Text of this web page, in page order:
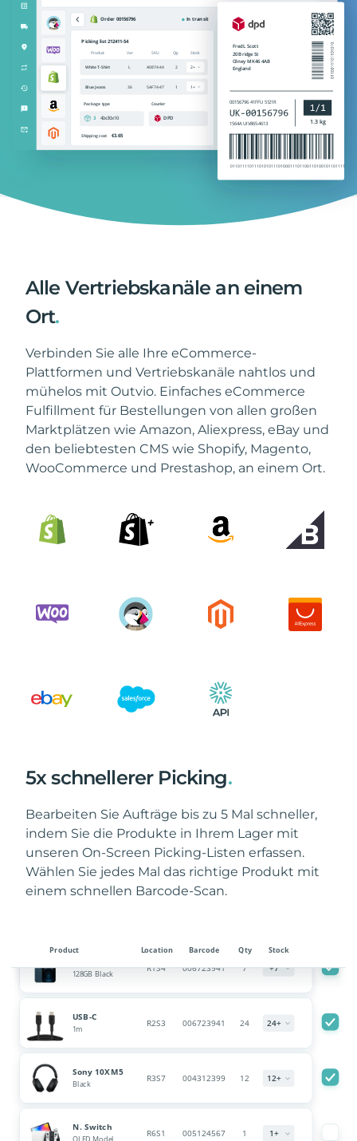
Alle Vertriebskanäle an einem
Ort.
Verbinden Sie alle Ihre eCommerce-
Plattformen und Vertriebskanäle nahtlos und
mühelos mit Outvio. Einfaches eCommerce
Fulfillment für Bestellungen von allen großen
Marktplätzen wie Amazon, Aliexpress, eBay und
den beliebtesten CMS wie Shopify, Magento,
WooCommerce und Prestashop, an einem Ort.
5x schnellerer Picking.
Bearbeiten Sie Aufträge bis zu 5 Mal schneller,
indem Sie die Produkte in Ihrem Lager mit
unseren On-Screen Picking-Listen erfassen.
Wählen Sie jedes Mal das richtige Produkt mit
einem schnellen Barcode-Scan.